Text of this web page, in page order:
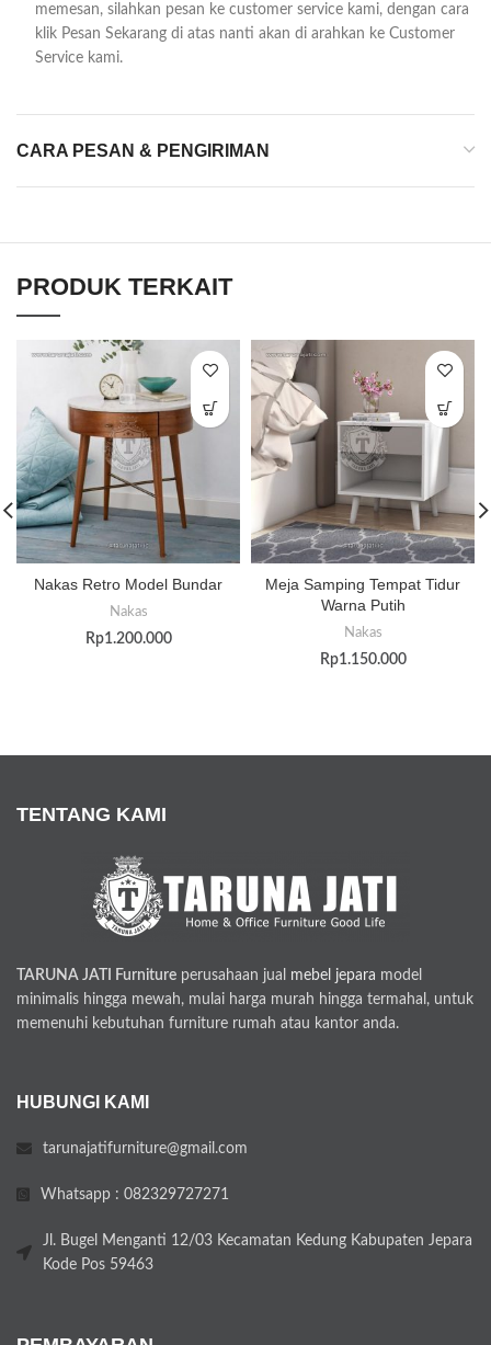
memesan, silahkan pesan ke customer service kami, dengan cara
klik Pesan Sekarang di atas nanti akan di arahkan ke Customer
Service kami.
CARA PESAN & PENGIRIMAN
PRODUK TERKAIT
Nakas Retro Model Bundar
Nakas
Rp1.200.000
Meja Samping Tempat Tidur
Warna Putih
Nakas
Rp1.150.000
TENTANG KAMI
TARUNA JATI Furniture perusahaan jual mebel jepara model
minimalis hingga mewah, mulai harga murah hingga termahal, untuk
memenuhi kebutuhan furniture rumah atau kantor anda.
HUBUNGI KAMI
tarunajatifurniture@gmail.com
Whatsapp : 082329727271
Jl. Bugel Menganti 12/03 Kecamatan Kedung Kabupaten Jepara
Kode Pos 59463